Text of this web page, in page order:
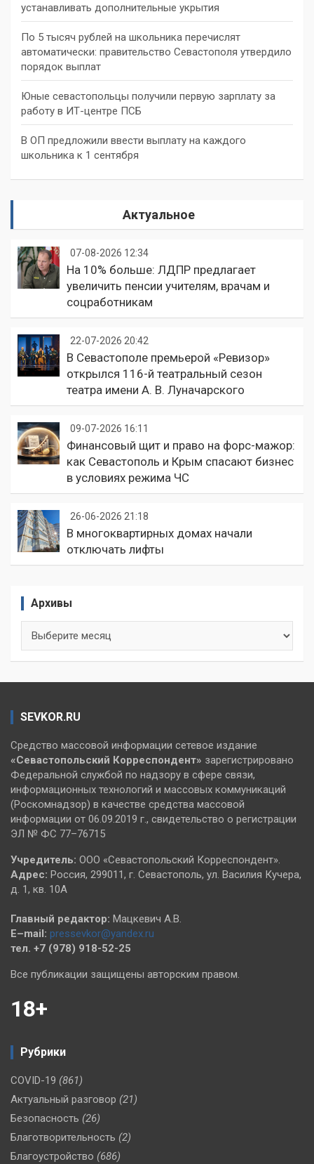
устанавливать дополнительные укрытия
По 5 тысяч рублей на школьника перечислят
автоматически: правительство Севастополя утвердило
порядок выплат
Юные севастопольцы получили первую зарплату за
работу в ИТ-центре ПСБ
В ОП предложили ввести выплату на каждого
школьника к 1 сентября
Актуальное
07-08-2026 12:34
На 10% больше: ЛДПР предлагает
увеличить пенсии учителям, врачам и
соцработникам
22-07-2026 20:42
В Севастополе премьерой «Ревизор»
открылся 116-й театральный сезон
театра имени А. В. Луначарского
09-07-2026 16:11
Финансовый щит и право на форс-мажор:
как Севастополь и Крым спасают бизнес
в условиях режима ЧС
26-06-2026 21:18
В многоквартирных домах начали
отключать лифты
Архивы
SEVKOR.RU
Средство массовой информации сетевое издание
«Севастопольский Корреспондент» зарегистрировано
Федеральной службой по надзору в сфере связи,
информационных технологий и массовых коммуникаций
(Роскомнадзор) в качестве средства массовой
информации от 06.09.2019 г., свидетельство о регистрации
ЭЛ № ФС 77–76715
Учредитель: ООО «Севастопольский Корреспондент».
Адрес: Россия, 299011, г. Севастополь, ул. Василия Кучера,
д. 1, кв. 10А
Главный редактор: Мацкевич А.В.
E–mail: pressevkor@yandex.ru
тел. +7 (978) 918-52-25
Все публикации защищены авторским правом.
18+
Рубрики
COVID-19 (861)
Актуальный разговор (21)
Безопасность (26)
Благотворительность (2)
Благоустройство (686)